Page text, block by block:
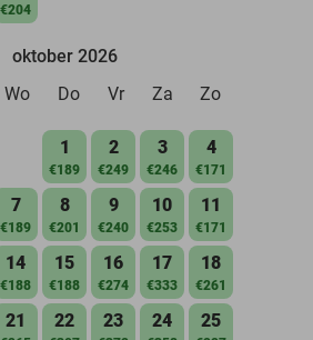
€204
oktober 2026
Wo Do Vr Za Zo
1
€189
2
€249
3
€246
4
€171
7
€189
8
€201
9
€240
10
€253
11
€171
14
€188
15
€188
16
€274
17
€333
18
€261
21 22 23 24 25